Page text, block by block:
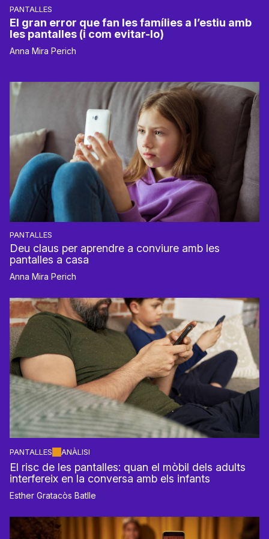
PANTALLES
El gran error que fan les famílies a l’estiu amb
les pantalles (i com evitar-lo)
Anna Mira Perich
PANTALLES
Deu claus per aprendre a conviure amb les
pantalles a casa
Anna Mira Perich
PANTALLES ANÀLISI
El risc de les pantalles: quan el mòbil dels adults
interfereix en la conversa amb els infants
Esther Gratacòs Batlle